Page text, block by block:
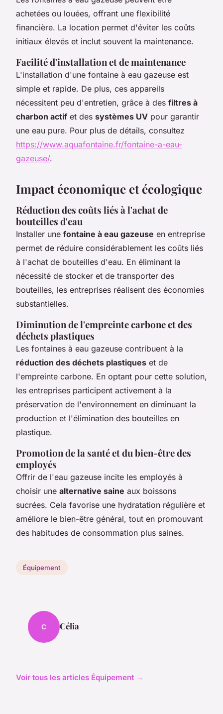
achetées ou louées, offrant une flexibilité
financière. La location permet d'éviter les coûts
initiaux élevés et inclut souvent la maintenance.
Facilité d'installation et de maintenance
L'installation d'une fontaine à eau gazeuse est
simple et rapide. De plus, ces appareils
nécessitent peu d'entretien, grâce à des filtres à
charbon actif et des systèmes UV pour garantir
une eau pure. Pour plus de détails, consultez
https://www.aquafontaine.fr/fontaine-a-eau-
gazeuse/.
Impact économique et écologique
Réduction des coûts liés à l'achat de
bouteilles d'eau
Installer une fontaine à eau gazeuse en entreprise
permet de réduire considérablement les coûts liés
à l'achat de bouteilles d'eau. En éliminant la
nécessité de stocker et de transporter des
bouteilles, les entreprises réalisent des économies
substantielles.
Diminution de l'empreinte carbone et des
déchets plastiques
Les fontaines à eau gazeuse contribuent à la
réduction des déchets plastiques et de
l'empreinte carbone. En optant pour cette solution,
les entreprises participent activement à la
préservation de l'environnement en diminuant la
production et l'élimination des bouteilles en
plastique.
Promotion de la santé et du bien-être des
employés
Offrir de l'eau gazeuse incite les employés à
choisir une alternative saine aux boissons
sucrées. Cela favorise une hydratation régulière et
améliore le bien-être général, tout en promouvant
des habitudes de consommation plus saines.
Équipement
C Célia
Voir tous les articles Équipement →